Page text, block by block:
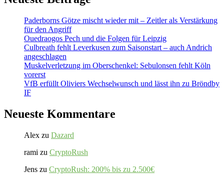
Paderborns Götze mischt wieder mit – Zeitler als Verstärkung
für den Angriff
Ouedraogos Pech und die Folgen für Leipzig
Culbreath fehlt Leverkusen zum Saisonstart – auch Andrich
angeschlagen
Muskelverletzung im Oberschenkel: Sebulonsen fehlt Köln
vorerst
VfB erfüllt Oliviers Wechselwunsch und lässt ihn zu Bröndby
IF
Neueste Kommentare
Alex zu Dazard
rami zu CryptoRush
Jens zu CryptoRush: 200% bis zu 2.500€